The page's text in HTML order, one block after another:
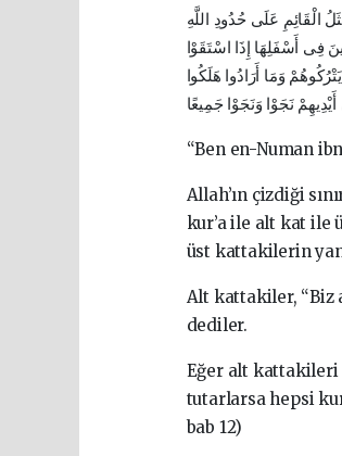
عَلَى حُدُودِ اللَّهِ
فِى أَسْفَلِهَا إِذَا اسْتَقَوْا
وَمَا أَرَادُوا هَلَكُوا
نَجَوْا وَنَجَوْا جَمِيعًا
“Ben en-Numan
Allah’ın çizdiği
kur’a ile alt kat ile
üst kattakilerin
Alt kattakiler, “Biz
dediler.
Eğer alt kattakileri
tutarlarsa hepsi
bab 12)